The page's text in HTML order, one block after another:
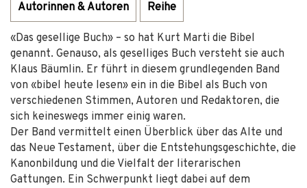
Autorinnen & Autoren Reihe
«Das gesellige Buch» – so hat Kurt Marti die Bibel
genannt. Genauso, als geselliges Buch versteht sie auch
Klaus Bäumlin. Er führt in diesem grundlegenden Band
von «bibel heute lesen» ein in die Bibel als Buch von
verschiedenen Stimmen, Autoren und Redaktoren, die
sich keineswegs immer einig waren.
Der Band vermittelt einen Überblick über das Alte und
das Neue Testament, über die Entstehungsgeschichte, die
Kanonbildung und die Vielfalt der literarischen
Gattungen. Ein Schwerpunkt liegt dabei auf dem